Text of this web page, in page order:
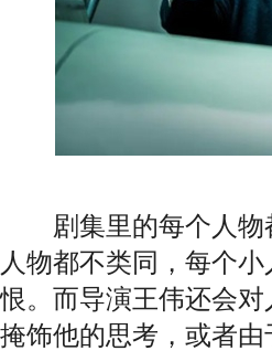
剧集里的每个人物
人物都不类同，每个
恨。而导演王伟还会
掩饰他的思考，或者